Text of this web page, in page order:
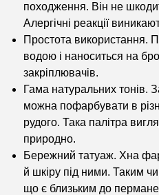
походження. Він не
Алергічні реакції
Простота використання.
водою і наноситься на
закріплювачів.
Гама натуральних тонів.
можна пофарбувати в
рудого. Така палітра
природно.
Бережний татуаж. Хна
й шкіру під ними. Таким
що є близьким до